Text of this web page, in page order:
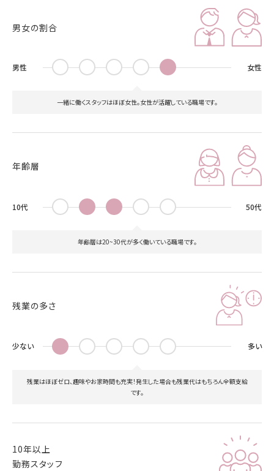
男女の割合
男性 女性
一緒に働くスタッフはほぼ女性。女性が活躍している職場です。
年齢層
10代 50代
年齢層は20~30代が多く働いている職場です。
残業の多さ
少ない 多い
残業はほぼゼロ、趣味やお家時間も充実！発生した場合も残業代はもちろん全額支給
です。
10年以上
勤務スタッフ